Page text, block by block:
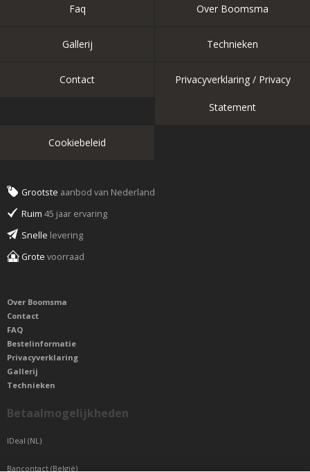
Faq Over Boomsma
Gallerij Technieken
Contact Privacyverklaring / Privacy
Statement
Cookiebeleid
Grootste aanbod van Nederland
Ruim 45 jaar ervaring
Snelle levering
Grote voorraad
Over Boomsma
Contact
FAQ
Bestelinformatie
Privacyverklaring
Gallerij
Technieken
Betaalmogelijkheden
IDeal (NL)
Bancontact (België)